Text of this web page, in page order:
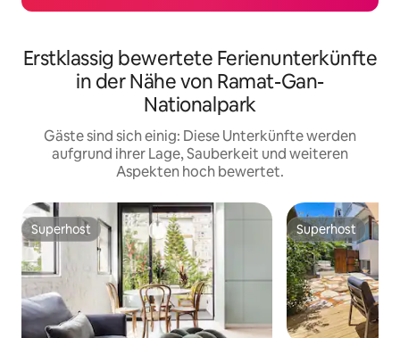
Erstklassig bewertete Ferienunterkünfte
in der Nähe von Ramat-Gan-
Nationalpark
Gäste sind sich einig: Diese Unterkünfte werden
aufgrund ihrer Lage, Sauberkeit und weiteren
Aspekten hoch bewertet.
Superhost
Superhost Superhost
Superhost